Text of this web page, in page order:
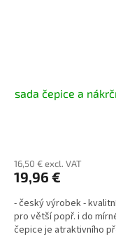
sada čepice a
16,50 € excl. VAT
19,96 €
- český výrobek -
pro větší popř. i do
čepice je atraktivního